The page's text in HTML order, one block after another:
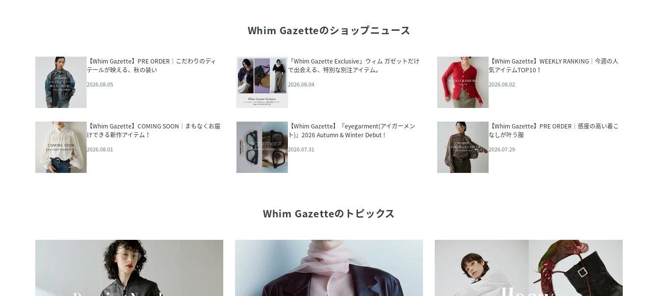
Whim Gazetteのショップニュース
【Whim Gazette】PRE ORDER｜こだわりのディ
テールが映える、秋の装い
2026.08.05
「Whim Gazette Exclusive」ウィム ガゼットだけ
で出会える、特別な別注アイテム。
2026.08.04
【Whim Gazette】WEEKLY RANKING｜今週の人
気アイテムTOP10！
2026.08.02
【Whim Gazette】COMING SOON｜まもなくお届
けできる新作アイテム！
2026.08.01
【Whim Gazette】『eyegarment(アイガーメン
ト)』2026 Autumn & Winter Debut !
2026.07.31
【Whim Gazette】PRE ORDER｜感度の高い着こ
なしが叶う服
2026.07.29
Whim Gazetteのトピックス